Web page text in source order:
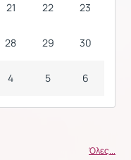
21 22 23
28 29 30
4 5 6
Όλες...